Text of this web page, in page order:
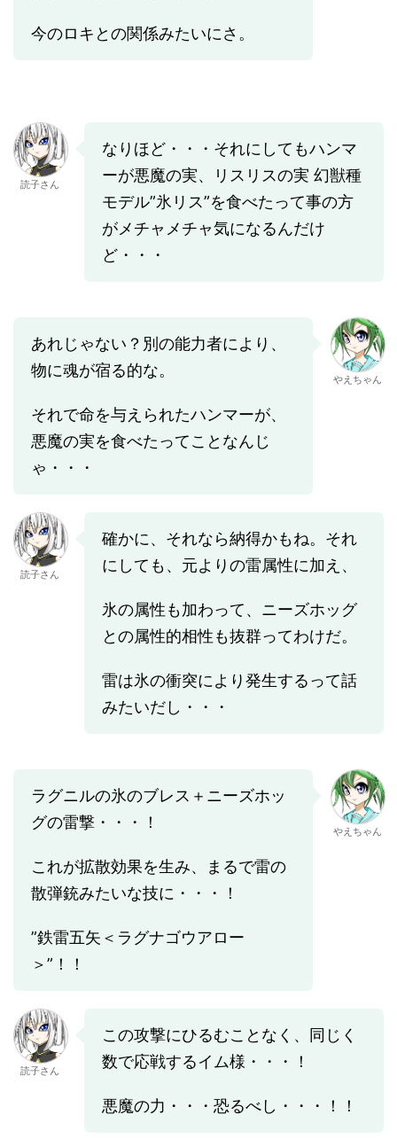
今のロキとの関係みたいにさ。
読子さん
なりほど・・・それにしてもハンマ
ーが悪魔の実、リスリスの実 幻獣種
モデル”氷リス”を食べたって事の方
がメチャメチャ気になるんだけ
ど・・・
あれじゃない？別の能力者により、
物に魂が宿る的な。
それで命を与えられたハンマーが、
悪魔の実を食べたってことなんじ
ゃ・・・
やえちゃん
読子さん
確かに、それなら納得かもね。それ
にしても、元よりの雷属性に加え、
氷の属性も加わって、ニーズホッグ
との属性的相性も抜群ってわけだ。
雷は氷の衝突により発生するって話
みたいだし・・・
ラグニルの氷のブレス＋ニーズホッ
グの雷撃・・・！
これが拡散効果を生み、まるで雷の
散弾銃みたいな技に・・・！
”鉄雷五矢＜ラグナゴウアロー
＞”！！
やえちゃん
読子さん
この攻撃にひるむことなく、同じく
数で応戦するイム様・・・！
悪魔の力・・・恐るべし・・・！！